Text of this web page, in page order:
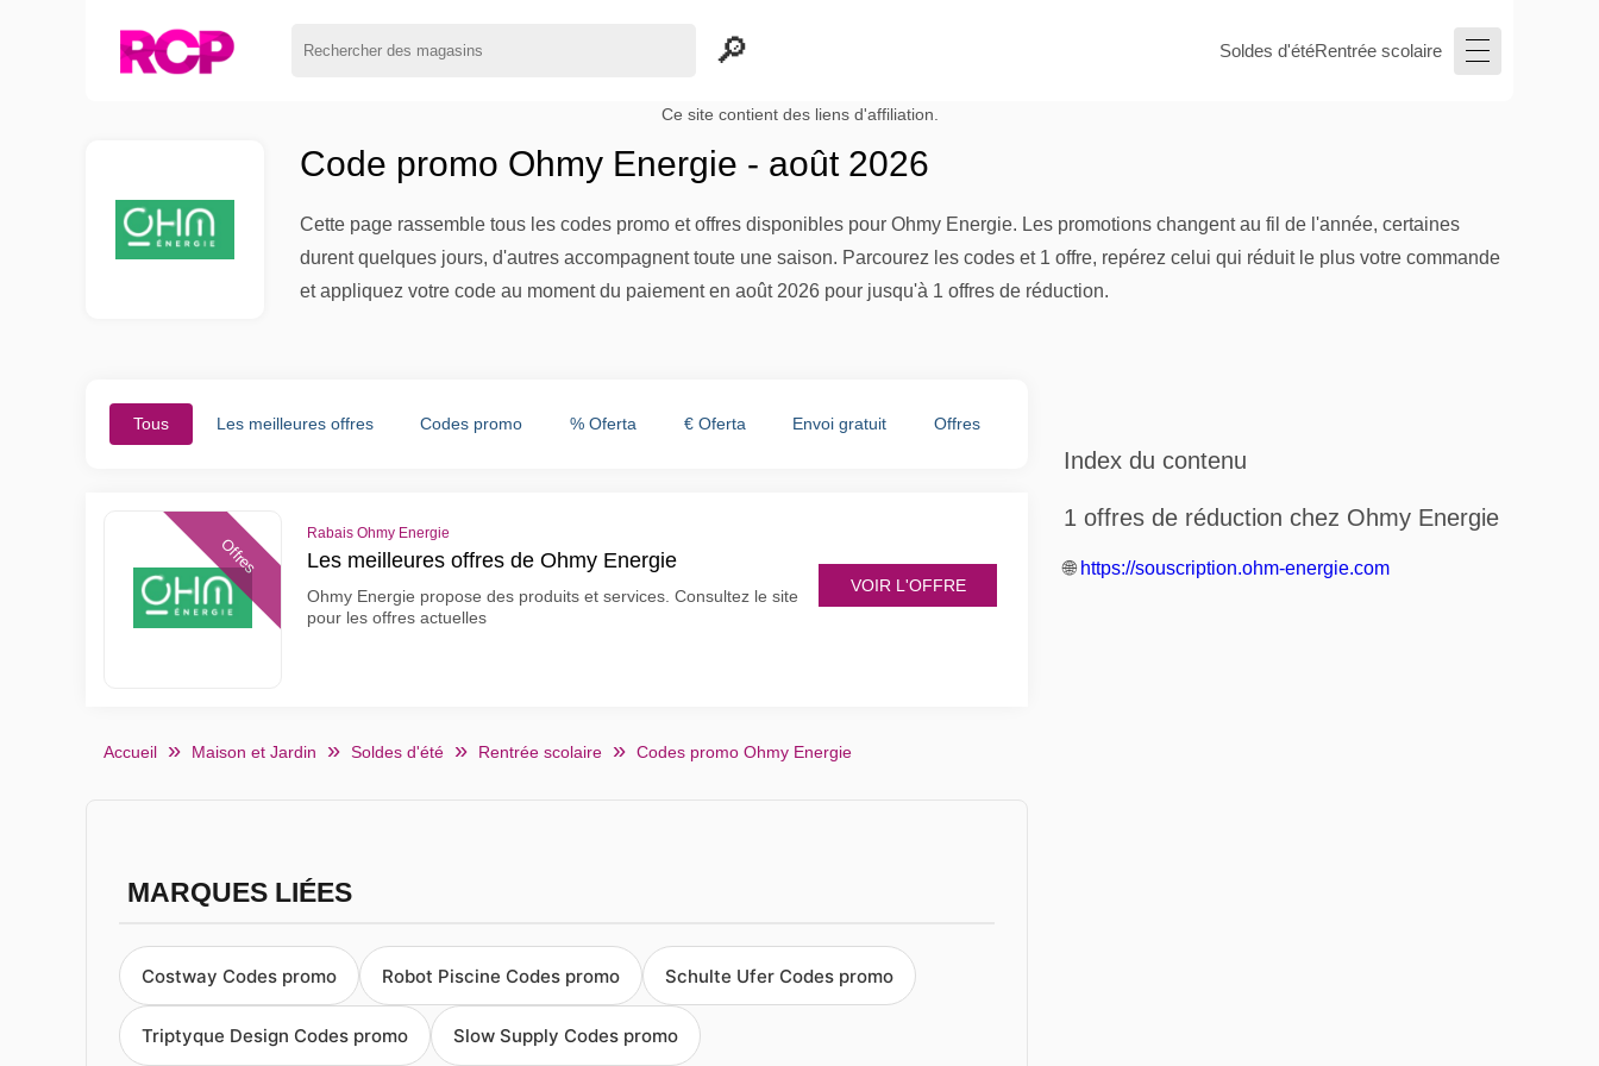
Soldes d'étéRentrée scolaire
Ce site contient des liens d'affiliation.
Code promo Ohmy Energie - août 2026
Cette page rassemble tous les codes promo et offres disponibles pour Ohmy Energie. Les promotions changent au fil de l'année, certaines
durent quelques jours, d'autres accompagnent toute une saison. Parcourez les codes et 1 offre, repérez celui qui réduit le plus votre commande
et appliquez votre code au moment du paiement en août 2026 pour jusqu'à 1 offres de réduction.
Tous Les meilleures offres Codes promo % Oferta € Oferta Envoi gratuit Offres
Offres
Rabais Ohmy Energie
Les meilleures offres de Ohmy Energie
Ohmy Energie propose des produits et services. Consultez le site
pour les offres actuelles
VOIR L'OFFRE
Accueil Maison et Jardin Soldes d'été Rentrée scolaire Codes promo Ohmy Energie
MARQUES LIÉES
Costway Codes promo Robot Piscine Codes promo Schulte Ufer Codes promo
Triptyque Design Codes promo Slow Supply Codes promo
Index du contenu
1 offres de réduction chez Ohmy Energie
🌐 https://souscription.ohm-energie.com